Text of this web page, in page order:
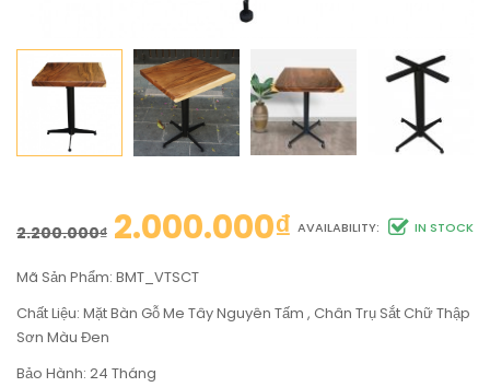
2.200.000₫ 2.000.000₫ AVAILABILITY: IN STOCK
Mã Sản Phẩm: BMT_VTSCT
Chất Liệu: Mặt Bàn Gỗ Me Tây Nguyên Tấm , Chân Trụ Sắt Chữ Thập
Sơn Màu Đen
Bảo Hành: 24 Tháng